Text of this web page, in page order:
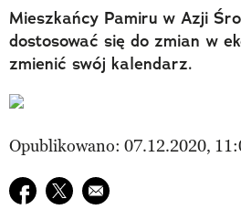
Mieszkańcy Pamiru w Azji
dostosować się do zmian w
zmienić swój kalendarz.
Opublikowano: 07.12.2020,
Udostępnij na facebook
Udostępnij na twitter
E-mail do przyjaciela